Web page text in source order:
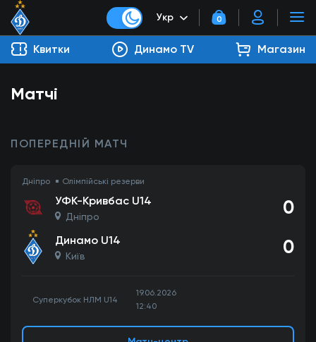
Укр 0
Квитки Динамо TV Магазин
Матчі
ПОПЕРЕДНІЙ МАТЧ
Дніпро Олімпійські резерви
УФК-Кривбас U14
Дніпро 0
Динамо U14
Київ 0
Суперкубок НЛМ U14
19.06.2026
12:40